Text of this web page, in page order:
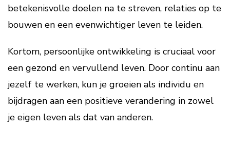
betekenisvolle doelen na te streven, relaties op te
bouwen en een evenwichtiger leven te leiden.
Kortom, persoonlijke ontwikkeling is cruciaal voor
een gezond en vervullend leven. Door continu aan
jezelf te werken, kun je groeien als individu en
bijdragen aan een positieve verandering in zowel
je eigen leven als dat van anderen.